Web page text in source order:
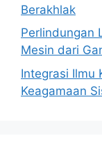
Berakhlak
Perlindungan
Mesin dari
Integrasi Ilmu
Keagamaan